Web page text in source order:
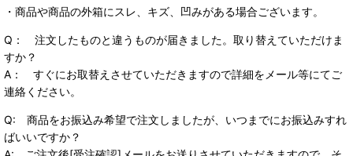
・商品や商品の外箱にスレ、キズ、凹みがある場合ございます。
Q： 注文したものと違うものが届きました。取り替えていただけま
すか？
A： すぐにお取替えさせていただきますので詳細をメール等にてご
連絡ください。
Q: 商品をお振込み希望で注文しましたが、いつまでにお振込みすれ
ばいいですか？